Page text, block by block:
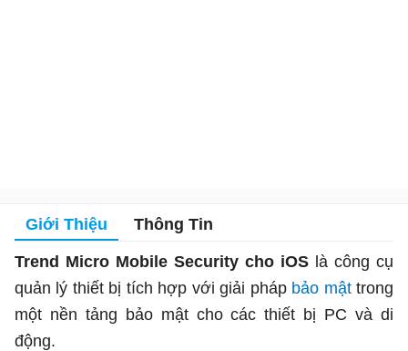
Giới Thiệu Thông Tin
Trend Micro Mobile Security cho iOS là công cụ
quản lý thiết bị tích hợp với giải pháp bảo mậttrong
một nền tảng bảo mật cho các thiết bị PC và di
động.